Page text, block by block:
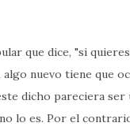
que dice, "si
algo nuevo tiene que
dicho pareciera ser
lo es. Por el